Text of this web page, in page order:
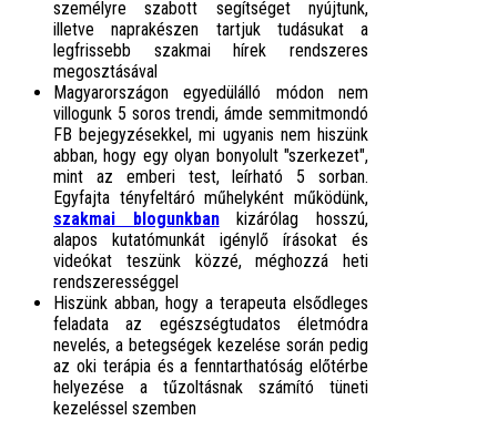
személyre szabott segítséget nyújtunk,
illetve naprakészen tartjuk tudásukat a
legfrissebb szakmai hírek rendszeres
megosztásával
Magyarországon egyedülálló módon nem
villogunk 5 soros trendi, ámde semmitmondó
FB bejegyzésekkel, mi ugyanis nem hiszünk
abban, hogy egy olyan bonyolult "szerkezet",
mint az emberi test, leírható 5 sorban.
Egyfajta tényfeltáró műhelyként működünk,
szakmai blogunkban
kizárólag hosszú,
alapos kutatómunkát igénylő írásokat és
videókat teszünk közzé, méghozzá heti
rendszerességgel
Hiszünk abban, hogy a terapeuta elsődleges
feladata az egészségtudatos életmódra
nevelés, a betegségek kezelése során pedig
az oki terápia és a fenntarthatóság előtérbe
helyezése a tűzoltásnak számító tüneti
kezeléssel szemben